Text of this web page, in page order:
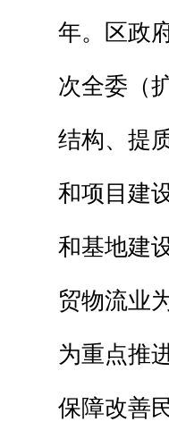
年。区政
次全委（
结构、提
和项目建
和基地建
贸物流业
为重点推
保障改善